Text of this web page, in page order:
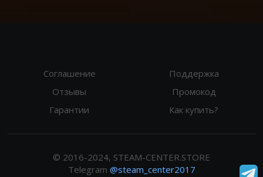
© 2016-2024, STEAM-CENTER.STORE
Telegram @steam_center2017
Соглашение
Поддержка
Отзывы
Промокод
Гарантии
Как купить?